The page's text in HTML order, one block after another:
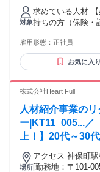
リテール営業 ・
代活躍中 ・早期
者OK ＊業界未経
者歓迎 ＊高卒･大
躍中 ＊主婦･主夫
以上も応募可、50
あり 1ヶ月あたり
1ヶ月あたり45時
ては別途残業代を支給する 【一律手当】
れる通勤・皆勤・
します。 ※固定時間
賞与（年2回） ・
ートワーク手当（
近隣住宅手当 ・結
対象
求めている人材
持ちの方（保険・
題に対して提案ができる方 ■求める人物像
支援に興味がある
業に挑戦したい
雇用形態： 正社員
お気に入り
株式会社Heart Full
人材紹介事業の
ー|KT11_005...／
上！】20代～30
ンティブ等福利
場所
アクセス 神保町
橋・お茶の水・新
[勤務地：〒101-